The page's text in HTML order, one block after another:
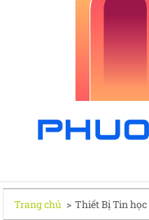
Trang chủ > Thiết Bị Tin học